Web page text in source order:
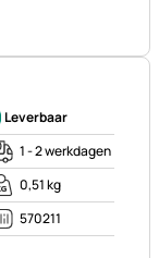
Leverbaar
1 - 2 werkdagen
0,51 kg
570211